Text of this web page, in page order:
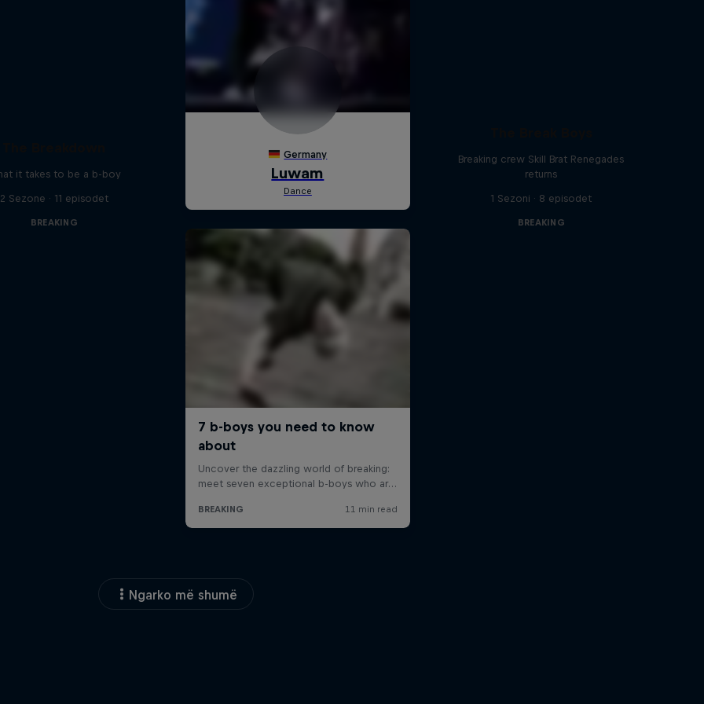
it takes to be a b-boy
2 Sezone · 11 episodet
BREAKING
Breaking crew Skill Brat Renegades
returns
1 Sezoni · 8 episodet
BREAKING
Ngarko më shumë